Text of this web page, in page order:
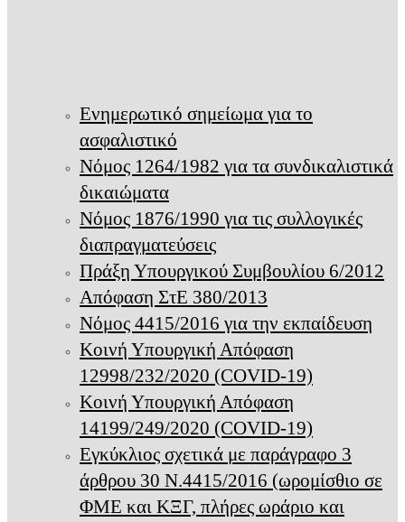
Ενημερωτικό σημείωμα για το
ασφαλιστικό
Νόμος 1264/1982 για τα συνδικαλιστικά
δικαιώματα
Νόμος 1876/1990 για τις συλλογικές
διαπραγματεύσεις
Πράξη Υπουργικού Συμβουλίου 6/2012
Απόφαση ΣτΕ 380/2013
Νόμος 4415/2016 για την εκπαίδευση
Κοινή Υπουργική Απόφαση
12998/232/2020 (COVID-19)
Κοινή Υπουργική Απόφαση
14199/249/2020 (COVID-19)
Εγκύκλιος σχετικά με παράγραφο 3
άρθρου 30 Ν.4415/2016 (ωρομίσθιο σε
ΦΜΕ και ΚΞΓ, πλήρες ωράριο και